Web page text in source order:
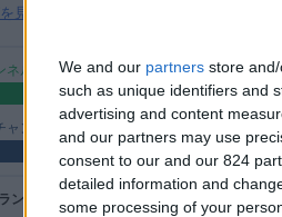
We and our partners store
such as unique identifiers and
advertising and content
and our partners may use
consent to our and our 824
detailed information and
some processing of your
見る
ル
50%
ンネル
ンキング